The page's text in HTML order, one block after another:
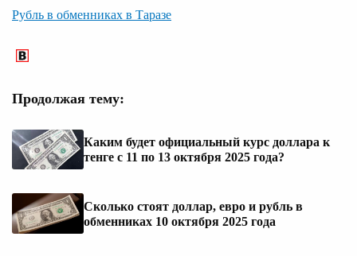
Рубль в обменниках в Таразе
Продолжая тему:
Каким будет официальный курс доллара к
тенге с 11 по 13 октября 2025 года?
Сколько стоят доллар, евро и рубль в
обменниках 10 октября 2025 года